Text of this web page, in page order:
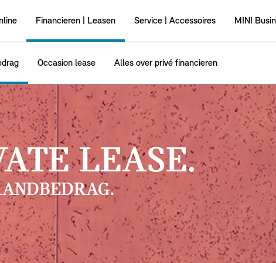
Financieren | Leasen Service | Accessoires MINI
Occasion lease Alles over privé financieren
LEASE.